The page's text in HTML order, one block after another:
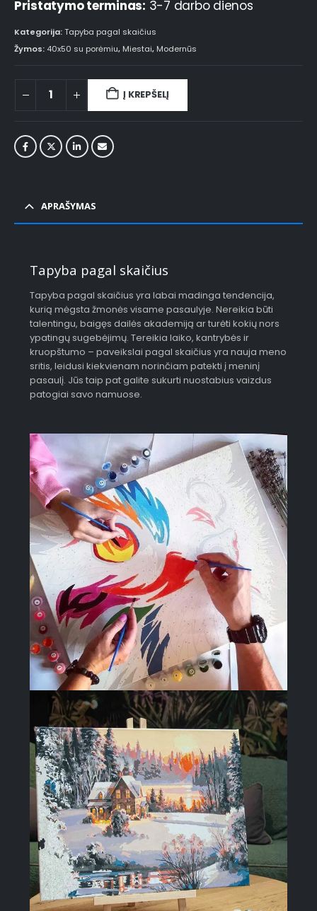
Pristatymo terminas: 3-7 darbo dienos
Kategorija:Tapyba pagal skaičius
Žymos: 40x50 su porėmiu, Miestai, Modernūs
Į KREPŠELĮ
APRAŠYMAS
Tapyba pagal skaičius
Tapyba pagal skaičius yra labai madinga tendencija,
kurią mėgsta žmonės visame pasaulyje. Nereikia būti
talentingu, baigęs dailės akademiją ar turėti kokių nors
ypatingų sugebėjimų. Tereikia laiko, kantrybės ir
kruopštumo – paveikslai pagal skaičius yra nauja meno
sritis, leidusi kiekvienam norinčiam patekti į meninį
pasaulį. Jūs taip pat galite sukurti nuostabius vaizdus
patogiai savo namuose.